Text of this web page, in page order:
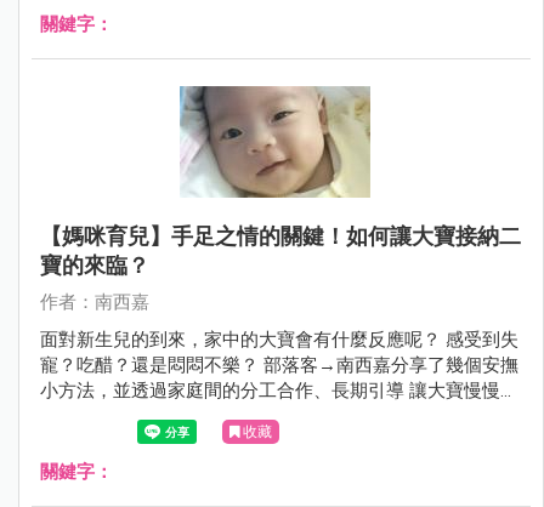
關鍵字：
【媽咪育兒】手足之情的關鍵！如何讓大寶接納二
寶的來臨？
作者：南西嘉
面對新生兒的到來，家中的大寶會有什麼反應呢？ 感受到失
寵？吃醋？還是悶悶不樂？ 部落客→南西嘉分享了幾個安撫
小方法，並透過家庭間的分工合作、長期引導 讓大寶慢慢接
受了二寶的到來囉！
收藏
關鍵字：